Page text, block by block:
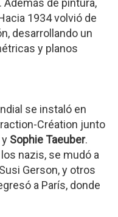
. Además de pintura,
1934 volvió de
desarrollando un
y planos
se instaló en
Création junto
y Sophie Taeuber.
nazis, se mudó a
Gerson, y otros
a París, donde